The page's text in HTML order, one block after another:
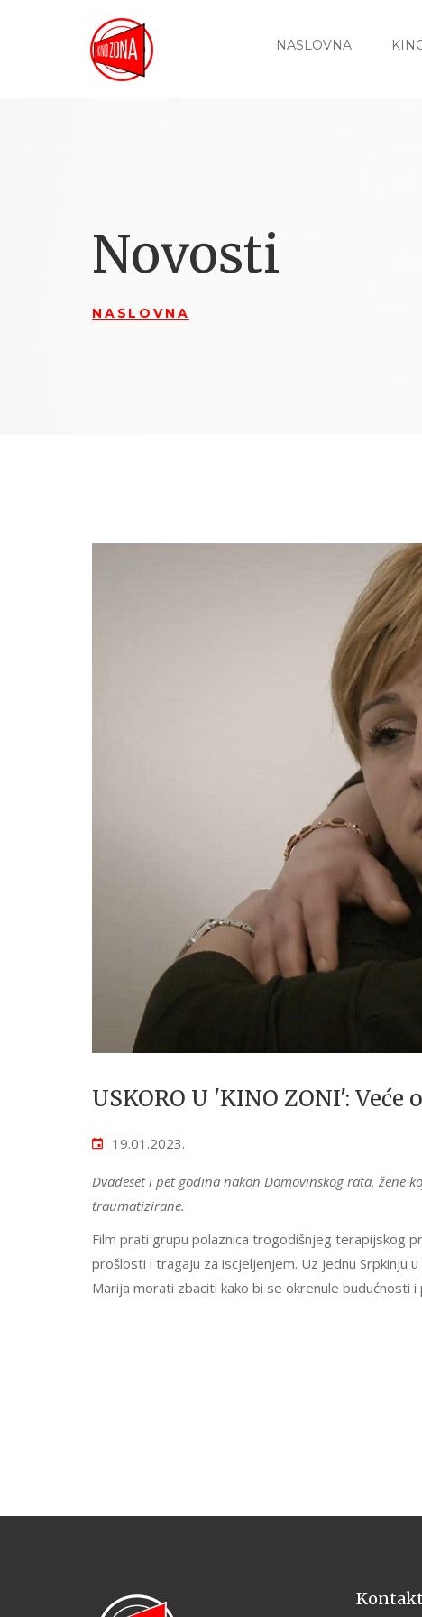
NASLOVNA
Novosti
NASLOVNA
USKORO U 'KINO ZONI': Veće
19.01.2023.
Dvadeset i pet godina nakon Domovinskog rata, žene
traumatizirane.
Film prati grupu polaznica trogodišnjeg terapijskog
prošlosti i tragaju za iscjeljenjem. Uz jednu Srpkinju
Marija morati zbaciti kako bi se okrenule budućnosti
Kontakt